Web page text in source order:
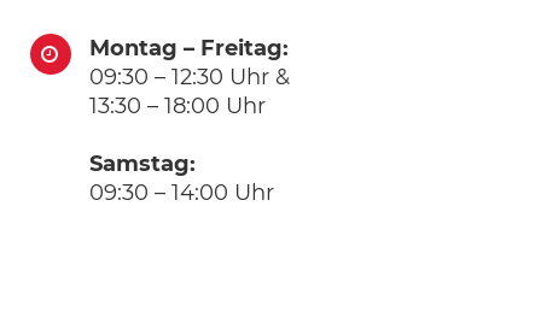
Montag – Freitag:
09:30 – 12:30 Uhr &
13:30 – 18:00 Uhr
Samstag:
09:30 – 14:00 Uhr